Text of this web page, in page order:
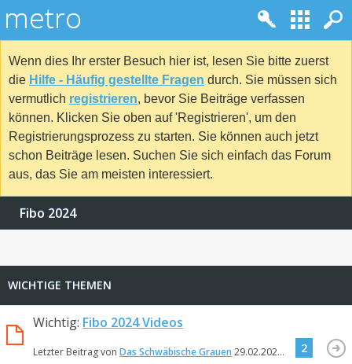
Wenn dies Ihr erster Besuch hier ist, lesen Sie bitte zuerst
die Hilfe - Häufig gestellte Fragen durch. Sie müssen sich
vermutlich registrieren, bevor Sie Beiträge verfassen
können. Klicken Sie oben auf 'Registrieren', um den
Registrierungsprozess zu starten. Sie können auch jetzt
schon Beiträge lesen. Suchen Sie sich einfach das Forum
aus, das Sie am meisten interessiert.
Fibo 2024
WICHTIGE THEMEN
Wichtig: Fibo 2024 Videos
Letzter Beitrag von Das Schwäbische Grauen 29.02.2024 18:25
2